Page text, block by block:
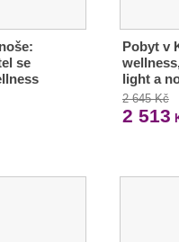
se
Pobyt v
light a
2 645 Kč
2 513